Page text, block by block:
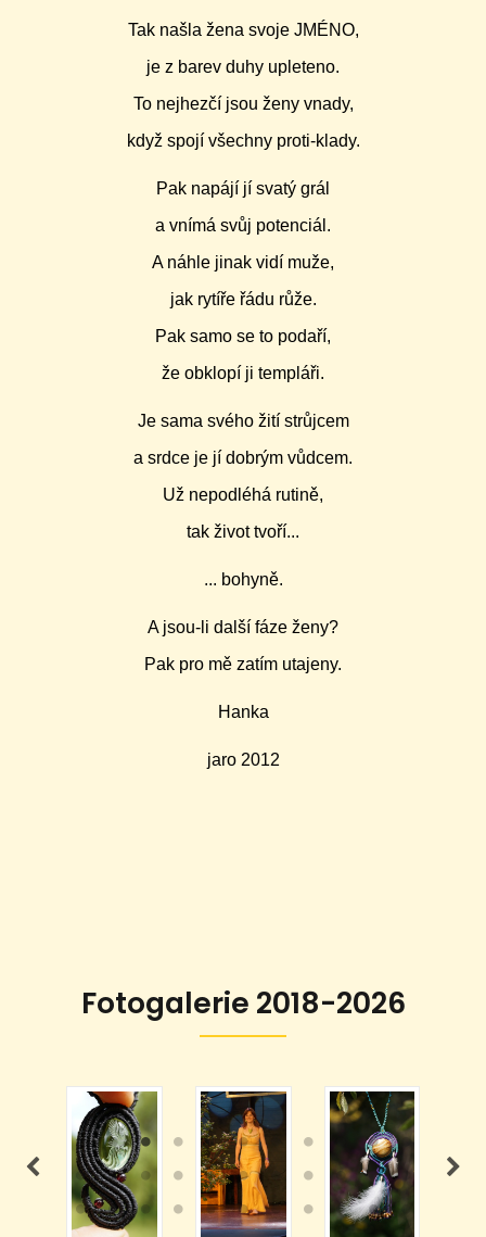
Tak našla žena svoje JMÉNO,
je z barev duhy upleteno.
To nejhezčí jsou ženy vnady,
když spojí všechny proti-klady.
Pak napájí jí svatý grál
a vnímá svůj potenciál.
A náhle jinak vidí muže,
jak rytíře řádu růže.
Pak samo se to podaří,
že obklopí ji templáři.
Je sama svého žití strůjcem
a srdce je jí dobrým vůdcem.
Už nepodléhá rutině,
tak život tvoří...
... bohyně.
A jsou-li další fáze ženy?
Pak pro mě zatím utajeny.
Hanka
jaro 2012
Fotogalerie 2018-2026